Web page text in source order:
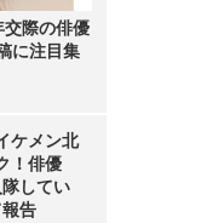
際の俳優
に注目集
ケメン北
！俳優
してい
告